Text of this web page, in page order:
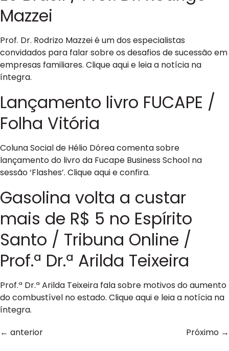
Mazzei
Prof. Dr. Rodrizo Mazzei é um dos especialistas
convidados para falar sobre os desafios de sucessão em
empresas familiares. Clique aqui e leia a notícia na
íntegra.
Lançamento livro FUCAPE /
Folha Vitória
Coluna Social de Hélio Dórea comenta sobre
lançamento do livro da Fucape Business School na
sessão ‘Flashes’. Clique aqui e confira.
Gasolina volta a custar
mais de R$ 5 no Espírito
Santo / Tribuna Online /
Prof.ª Dr.ª Arilda Teixeira
Prof.ª Dr.ª Arilda Teixeira fala sobre motivos do aumento
do combustível no estado. Clique aqui e leia a notícia na
íntegra.
← anterior Próximo →